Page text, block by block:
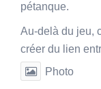
pétanque.
Au-delà du jeu,
créer du lien
Photo